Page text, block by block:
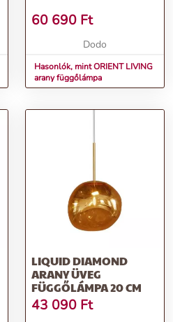
60 690 Ft
Dodo
Hasonlók, mint ORIENT LIVING
arany függőlámpa
LIQUID DIAMOND
ARANY ÜVEG
FÜGGŐLÁMPA 20 CM
43 090 Ft